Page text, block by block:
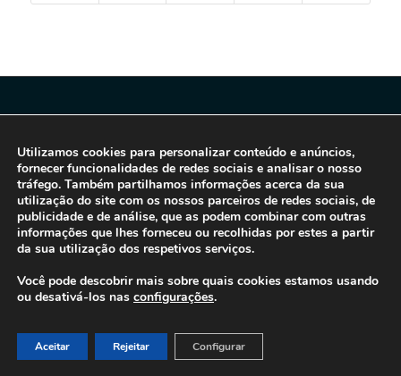
© 2016-2026 - Gonti Contabilidade e Gestão -Política de Privacidade-
Livro de Reclamações
Utilizamos cookies para personalizar conteúdo e anúncios,
fornecer funcionalidades de redes sociais e analisar o nosso
tráfego. Também partilhamos informações acerca da sua
utilização do site com os nossos parceiros de redes sociais, de
publicidade e de análise, que as podem combinar com outras
informações que lhes forneceu ou recolhidas por estes a partir
da sua utilização dos respetivos serviços.
Você pode descobrir mais sobre quais cookies estamos usando
ou desativá-los nas configurações.
Aceitar Rejeitar Configurar